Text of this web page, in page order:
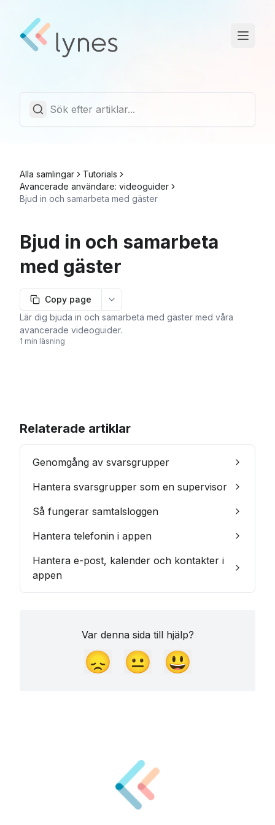
Alla samlingar
Tutorials
Avancerade användare: videoguider
Bjud in och samarbeta med gäster
Bjud in och samarbeta
med gäster
Copy page
More options
Lär dig bjuda in och samarbeta med gäster med våra
avancerade videoguider.
1 min läsning
Relaterade artiklar
Genomgång av svarsgrupper
Hantera svarsgrupper som en supervisor
Så fungerar samtalsloggen
Hantera telefonin i appen
Hantera e-post, kalender och kontakter i
appen
Var denna sida till hjälp?
😞 😐 😃